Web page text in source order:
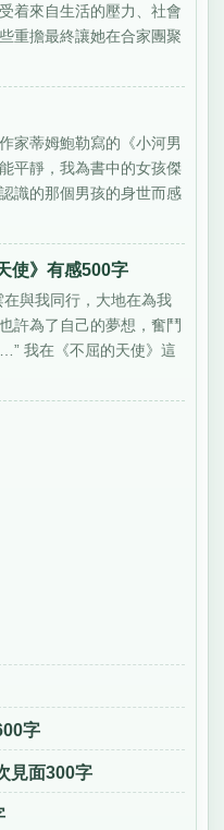
着來自生活的壓力、社會
重擔最終讓她在合家團聚
家蒂姆鮑勒寫的《小河男
平靜，我為書中的女孩傑
識的那個男孩的身世而感
使》有感500字
與我同行，大地在為我
許為了自己的夢想，奮鬥
我在《不屈的天使》這
字
見面300字